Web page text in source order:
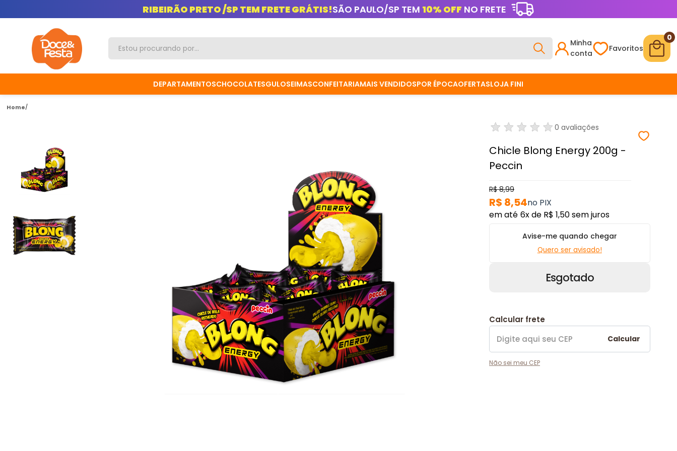
RIBEIRÃO PRETO /SP TEM FRETE GRÁTIS!SÃO PAULO/SP TEM 10% OFF NO FRETE
Minha
conta
Favoritos
0
DEPARTAMENTOSCHOCOLATESGULOSEIMASCONFEITARIAMAIS VENDIDOSPOR ÉPOCAOFERTASLOJA FINI
Home
0 avaliações
Chicle Blong Energy 200g -
Peccin
R$ 8,54
R$ 8,99
6xde R$ 1,50sem juros
Esgotado
Avise-me quando chegar
Quero ser avisado!
Calcular frete
Calcular
Não sei meu CEP